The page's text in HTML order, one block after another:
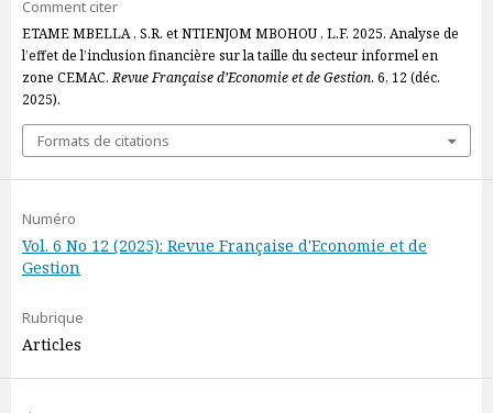
Comment citer
ETAME MBELLA , S.R. et NTIENJOM MBOHOU , L.F. 2025. Analyse de
l’effet de l’inclusion financière sur la taille du secteur informel en
zone CEMAC.Revue Française d’Economie et de Gestion. 6, 12 (déc.
2025).
Formats de citations
Numéro
Vol. 6 No 12 (2025): Revue Française d'Economie et de
Gestion
Rubrique
Articles